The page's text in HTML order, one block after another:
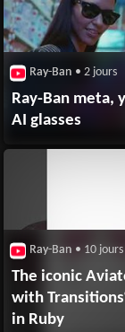
Ray-Ban • 2 jours
Ray-Ban meta,
AI glasses
Ray-Ban • 10 jours
The iconic
with
in Ruby